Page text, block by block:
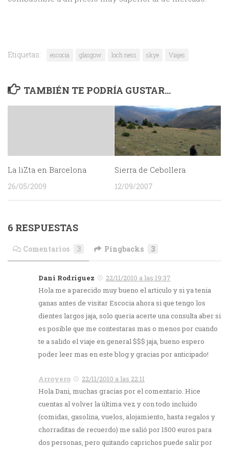
Etiquetas: escocia glasgow loch ness skye Viajes
TAMBIÉN TE PODRÍA GUSTAR...
La liZta en Barcelona
26/05/2009
Sierra de Cebollera
12/09/2007
6 RESPUESTAS
Comentarios 3 Pingbacks 3
Dani Rodriguez
22/11/2010 a las 19:37
Hola me a parecido muy bueno el articulo y si ya tenia
ganas antes de visitar Escocia ahora si que tengo los
dientes largos jaja, solo queria acerte una consulta aber si
es posible que me contestaras mas o menos por cuando
te a salido el viaje en general $$$ jaja, bueno espero
poder leer mas en este blog y gracias por anticipado!
Arroyero
22/11/2010 a las 22:11
Hola Dani, muchas gracias por el comentario. Hice
cuentas al volver la última vez y con todo incluido
(comidas, gasolina, vuelos, alojamiento, hasta regalos y
chorraditas de recuerdo) me salió por 1500 euros para
dos personas, pero quitando caprichos puede salir por